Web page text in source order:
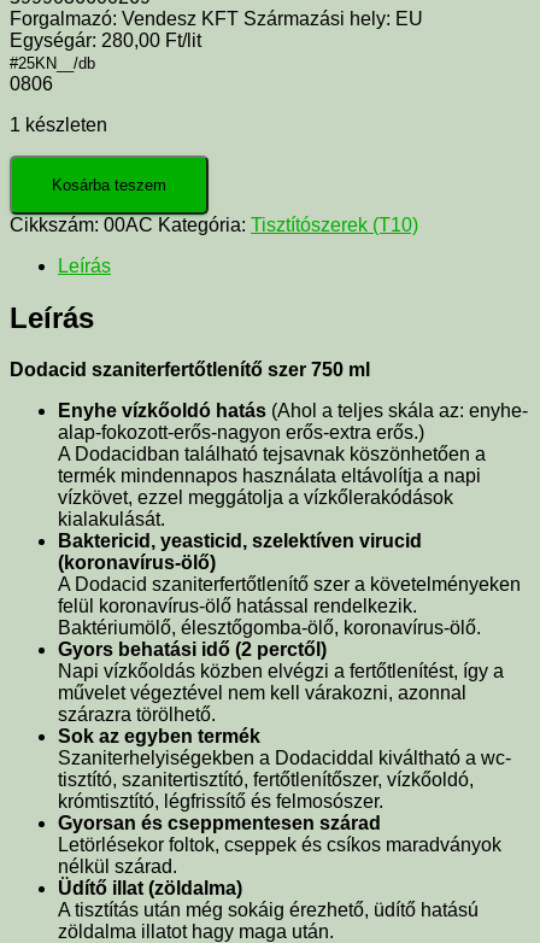
Forgalmazó: Vendesz KFT Származási hely: EU
Egységár: 280,00 Ft/lit
#25KN__/db
0806
1 készleten
Kosárba teszem
Cikkszám: 00AC Kategória: Tisztítószerek (T10)
Leírás
Leírás
Dodacid szaniterfertőtlenítő szer 750 ml
Enyhe vízkőoldó hatás (Ahol a teljes skála az: enyhe-
alap-fokozott-erős-nagyon erős-extra erős.)
A Dodacidban található tejsavnak köszönhetően a
termék mindennapos használata eltávolítja a napi
vízkövet, ezzel meggátolja a vízkőlerakódások
kialakulását.
Baktericid, yeasticid, szelektíven virucid
(koronavírus-ölő)
A Dodacid szaniterfertőtlenítő szer a követelményeken
felül koronavírus-ölő hatással rendelkezik.
Baktériumölő, élesztőgomba-ölő, koronavírus-ölő.
Gyors behatási idő (2 perctől)
Napi vízkőoldás közben elvégzi a fertőtlenítést, így a
művelet végeztével nem kell várakozni, azonnal
szárazra törölhető.
Sok az egyben termék
Szaniterhelyiségekben a Dodaciddal kiváltható a wc-
tisztító, szanitertisztító, fertőtlenítőszer, vízkőoldó,
krómtisztító, légfrissítő és felmosószer.
Gyorsan és cseppmentesen szárad
Letörlésekor foltok, cseppek és csíkos maradványok
nélkül szárad.
Üdítő illat (zöldalma)
A tisztítás után még sokáig érezhető, üdítő hatású
zöldalma illatot hagy maga után.